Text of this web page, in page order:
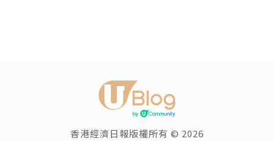
香港經濟日報版權所有 © 2026